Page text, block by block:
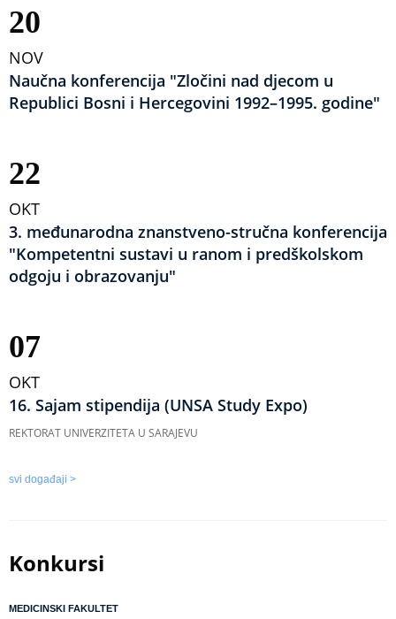
20
NOV
Naučna konferencija "Zločini nad djecom u
Republici Bosni i Hercegovini 1992–1995. godine"
22
OKT
3. međunarodna znanstveno-stručna konferencija
"Kompetentni sustavi u ranom i predškolskom
odgoju i obrazovanju"
07
OKT
16. Sajam stipendija (UNSA Study Expo)
REKTORAT UNIVERZITETA U SARAJEVU
svi događaji >
Konkursi
MEDICINSKI FAKULTET